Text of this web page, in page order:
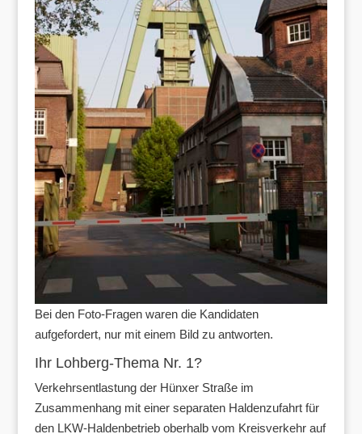
Bei den Foto-Fragen waren die Kandidaten
aufgefordert, nur mit einem Bild zu antworten.
Ihr Lohberg-Thema Nr. 1?
Verkehrsentlastung der Hünxer Straße im
Zusammenhang mit einer separaten Haldenzufahrt für
den LKW-Haldenbetrieb oberhalb vom Kreisverkehr auf